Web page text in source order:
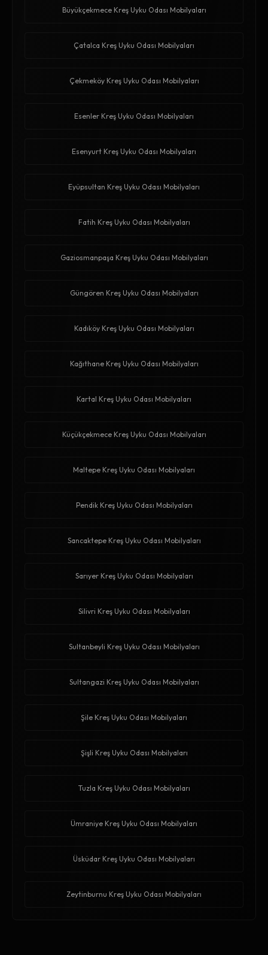
Büyükçekmece Kreş Uyku Odası Mobilyaları
Çatalca Kreş Uyku Odası Mobilyaları
Çekmeköy Kreş Uyku Odası Mobilyaları
Esenler Kreş Uyku Odası Mobilyaları
Esenyurt Kreş Uyku Odası Mobilyaları
Eyüpsultan Kreş Uyku Odası Mobilyaları
Fatih Kreş Uyku Odası Mobilyaları
Gaziosmanpaşa Kreş Uyku Odası Mobilyaları
Güngören Kreş Uyku Odası Mobilyaları
Kadıköy Kreş Uyku Odası Mobilyaları
Kağıthane Kreş Uyku Odası Mobilyaları
Kartal Kreş Uyku Odası Mobilyaları
Küçükçekmece Kreş Uyku Odası Mobilyaları
Maltepe Kreş Uyku Odası Mobilyaları
Pendik Kreş Uyku Odası Mobilyaları
Sancaktepe Kreş Uyku Odası Mobilyaları
Sarıyer Kreş Uyku Odası Mobilyaları
Silivri Kreş Uyku Odası Mobilyaları
Sultanbeyli Kreş Uyku Odası Mobilyaları
Sultangazi Kreş Uyku Odası Mobilyaları
Şile Kreş Uyku Odası Mobilyaları
Şişli Kreş Uyku Odası Mobilyaları
Tuzla Kreş Uyku Odası Mobilyaları
Ümraniye Kreş Uyku Odası Mobilyaları
Üsküdar Kreş Uyku Odası Mobilyaları
Zeytinburnu Kreş Uyku Odası Mobilyaları